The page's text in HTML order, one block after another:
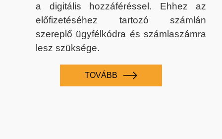
a digitális hozzáféréssel. Ehhez az
előfizetéséhez tartozó számlán
szereplő ügyfélkódra és számlaszámra
lesz szüksége.
TOVÁBB